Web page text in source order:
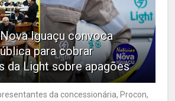
Iguaçu convoca
para cobrar
da Light sobre apagões
da concessionária, Procon,